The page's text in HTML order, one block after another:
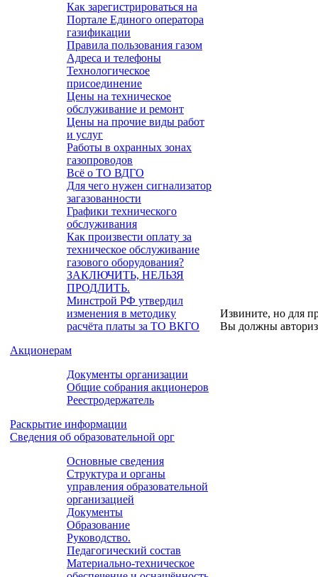
Как зарегистрироваться на
Портале Единого оператора
газификации
Правила пользования газом
Адреса и телефоны
Технологическое
присоединение
Цены на техническое
обслуживание и ремонт
Цены на прочие виды работ
и услуг
Работы в охранных зонах
газопроводов
Всё о ТО ВДГО
Для чего нужен сигнализатор
загазованности
Графики технического
обслуживания
Как произвести оплату за
техническое обслуживание
газового оборудования?
ЗАКЛЮЧИТЬ, НЕЛЬЗЯ
ПРОДЛИТЬ.
Минстрой РФ утвердил
изменения в методику
расчёта платы за ТО ВКГО
Акционерам
Документы организации
Общие собрания акционеров
Реестродержатель
Раскрытие информации
Сведения об образовательной орг
Основные сведения
Структура и органы
управления образовательной
организацией
Документы
Образование
Руководство.
Педагогический состав
Материально-техническое
Извините, но для
Вы должны